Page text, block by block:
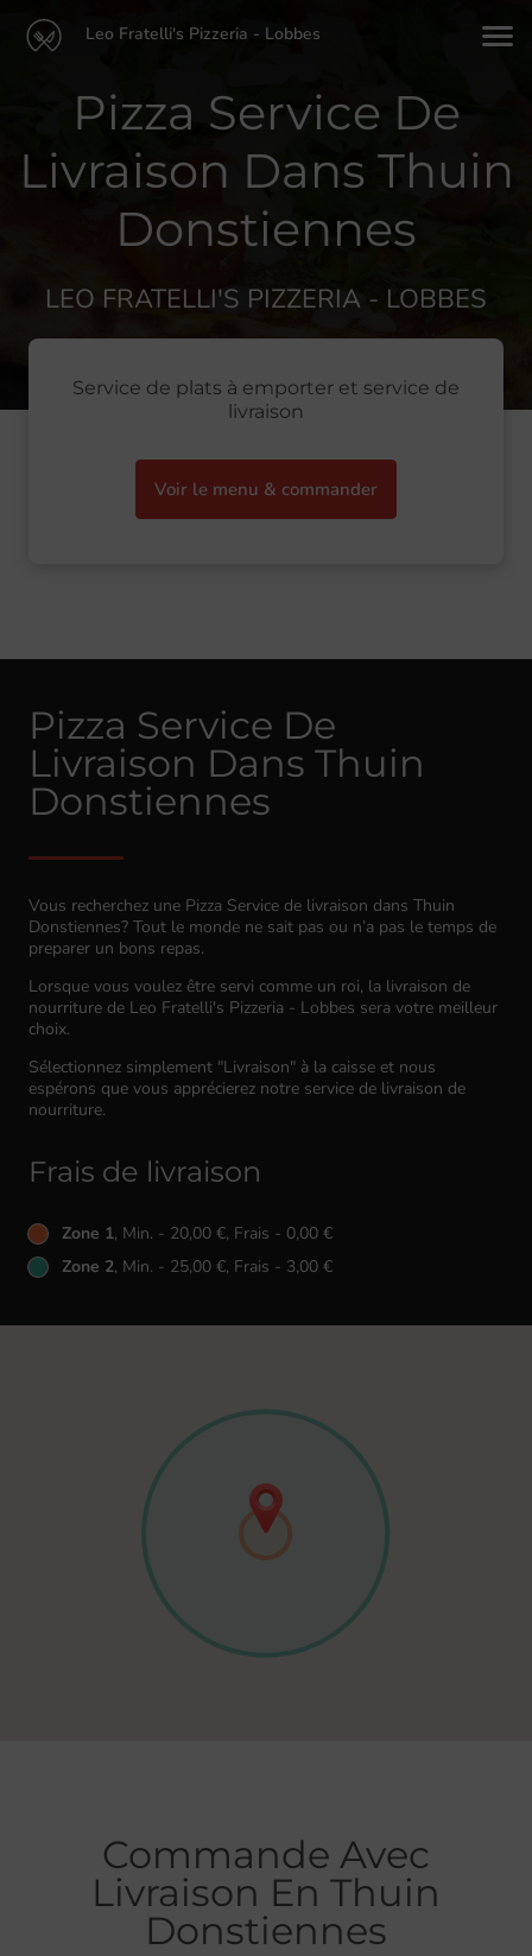
Leo Fratelli's Pizzeria - Lobbes
Pizza Service De
Livraison Dans Thuin
Donstiennes
LEO FRATELLI'S PIZZERIA - LOBBES
Service de plats à emporter et service de
livraison
Voir le menu & commander
Pizza Service De
Livraison Dans Thuin
Donstiennes
Vous recherchez une Pizza Service de livraison dans Thuin
Donstiennes? Tout le monde ne sait pas ou n’a pas le temps de
preparer un bons repas.
Lorsque vous voulez être servi comme un roi, la livraison de
nourriture de Leo Fratelli's Pizzeria - Lobbes sera votre meilleur
choix.
Sélectionnez simplement "Livraison" à la caisse et nous
espérons que vous apprécierez notre service de livraison de
nourriture.
Frais de livraison
Zone 1, Min. - 20,00 €, Frais - 0,00 €
Zone 2, Min. - 25,00 €, Frais - 3,00 €
Commande Avec
Livraison En Thuin
Donstiennes